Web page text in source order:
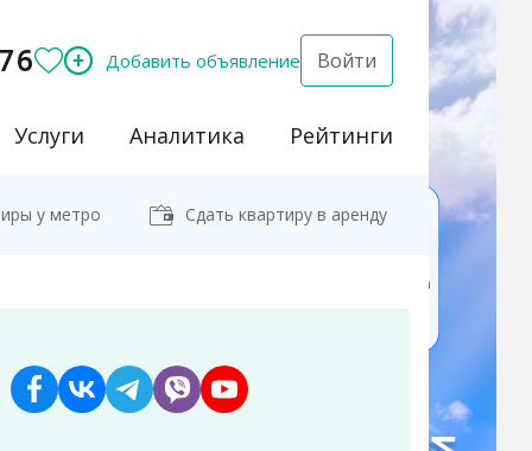
Добавить объявление Войти
Услуги Аналитика Рейтинги
у метро Сдать квартиру в аренду